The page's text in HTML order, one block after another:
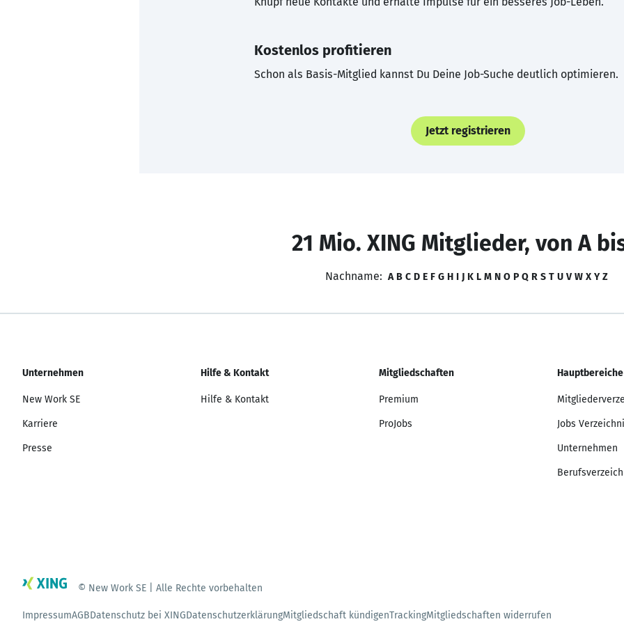
Kostenlos profitieren
Schon als Basis-Mitglied kannst Du Deine Job-Suche deutlich optimieren.
Jetzt registrieren
21 Mio. XING Mitglieder, von A
Nachname: A B C D E F G H I J K L M N O P Q R S T U V W X Y Z
Unternehmen
New Work SE
Karriere
Presse
Hilfe & Kontakt
Hilfe & Kontakt
Mitgliedschaften
Premium
ProJobs
Hauptbereiche
Jobs
Unternehmen
© New Work SE | Alle Rechte vorbehalten
ImpressumAGBDatenschutz bei XINGDatenschutzerklärungMitgliedschaft kündigenTrackingMitgliedschaften widerrufen